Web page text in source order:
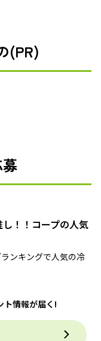
(PR)
し！！コープの人気
ンキングで人気の冷
ト情報が届く!